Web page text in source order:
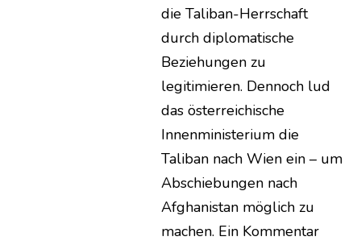
die Taliban-Herrschaft
durch diplomatische
Beziehungen zu
legitimieren. Dennoch lud
das österreichische
Innenministerium die
Taliban nach Wien ein – um
Abschiebungen nach
Afghanistan möglich zu
machen. Ein Kommentar